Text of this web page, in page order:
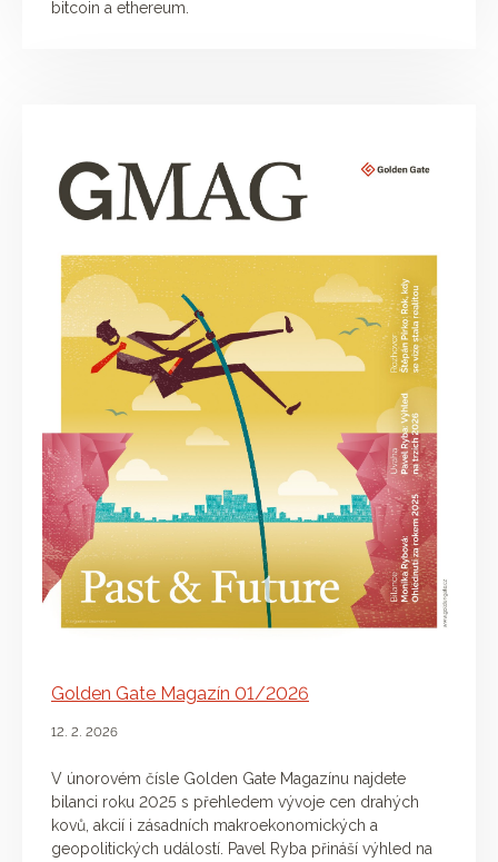
bitcoin a ethereum.
Golden Gate Magazín 01/2026
12. 2. 2026
V únorovém čísle Golden Gate Magazínu najdete
bilanci roku 2025 s přehledem vývoje cen drahých
kovů, akcií i zásadních makroekonomických a
geopolitických událostí. Pavel Ryba přináší výhled na